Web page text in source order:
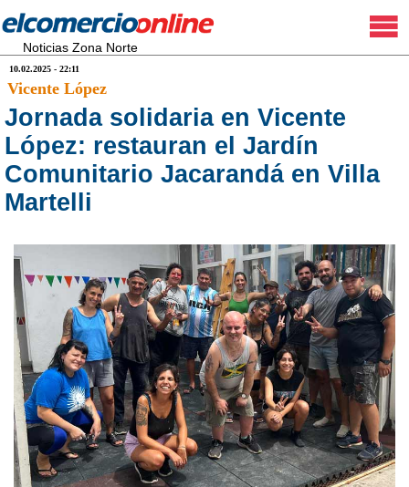
Noticias Zona Norte
10.02.2025 - 22:11
Vicente López
Jornada solidaria en Vicente
López: restauran el Jardín
Comunitario Jacarandá en Villa
Martelli